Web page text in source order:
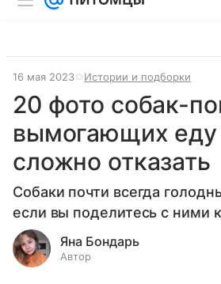
16 мая 2023 Истории и подборки
20 фото собак-
вымогающих
сложно отказать
Собаки почти всегда
если вы поделитесь с ними
Яна Бондарь
Автор